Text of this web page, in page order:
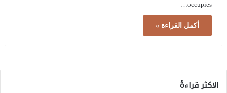
occupies…
أكمل القراءة »
الاكثر قراءةً